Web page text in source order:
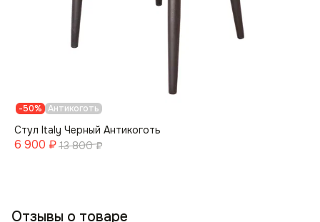
-50% Антикоготь
Стул Italy Черный Антикоготь
6 900 ₽ 13 800 ₽
Отзывы о товаре